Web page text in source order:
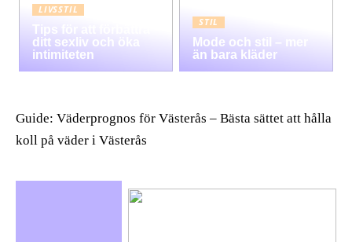
LIVSSTIL
Tips för att förbättra
ditt sexliv och öka
intimiteten
STIL
Mode och stil – mer
än bara kläder
Guide: Väderprognos för Västerås – Bästa sättet att hålla
koll på väder i Västerås